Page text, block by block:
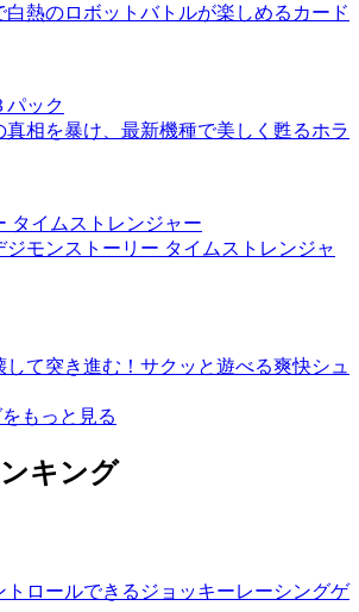
白熱のロボットバトルが楽しめるカード
パック
相を暴け、最新機種で美しく甦るホラ
タイムストレンジャー
ジモンストーリー タイムストレンジャ
て突き進む！サクッと遊べる爽快シュ
もっと見る
キング
トロールできるジョッキーレーシングゲ